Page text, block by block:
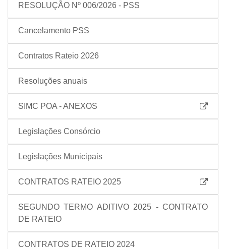
RESOLUÇÃO Nº 006/2026 - PSS
Cancelamento PSS
Contratos Rateio 2026
Resoluções anuais
SIMC POA - ANEXOS
Legislações Consórcio
Legislações Municipais
CONTRATOS RATEIO 2025
SEGUNDO TERMO ADITIVO 2025 - CONTRATO
DE RATEIO
CONTRATOS DE RATEIO 2024